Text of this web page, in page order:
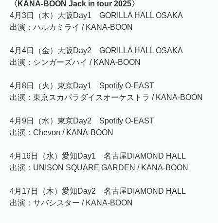
〈KANA-BOON Jack in tour 2025〉
4月3日（木）大阪Day1 GORILLA HALL OSAKA
出演：ハルカミライ / KANA-BOON
4月4日（金）大阪Day2 GORILLA HALL OSAKA
出演：シンガーズハイ / KANA-BOON
4月8日（火）東京Day1 Spotify O-EAST
出演：東京スカパラダイスオーケストラ / KANA-BOON
4月9日（水）東京Day2 Spotify O-EAST
出演：Chevon / KANA-BOON
4月16日（水）愛知Day1 名古屋DIAMOND HALL
出演：UNISON SQUARE GARDEN / KANA-BOON
4月17日（木）愛知Day2 名古屋DIAMOND HALL
出演：サバシスター / KANA-BOON